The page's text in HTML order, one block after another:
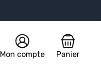
Mon compte Panier